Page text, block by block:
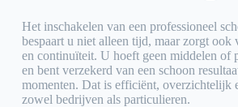
Het inschakelen van een professioneel
bespaart u niet alleen tijd, maar zorgt ook
en continuïteit. U hoeft geen middelen of
en bent verzekerd van een schoon
momenten. Dat is efficiënt, overzichtelijk
zowel bedrijven als particulieren.